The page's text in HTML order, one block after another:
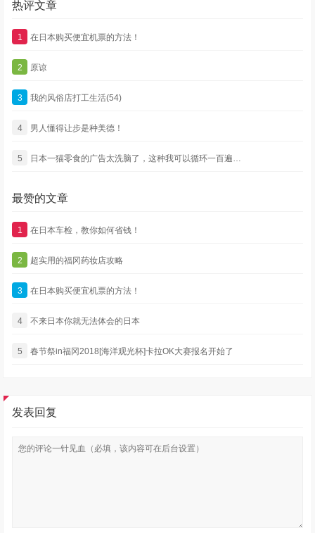
热评文章
1 在日本购买便宜机票的方法！
2 原谅
3 我的风俗店打工生活(54)
4 男人懂得让步是种美德！
5 日本一猫零食的广告太洗脑了，这种我可以循环一百遍…
最赞的文章
1 在日本车检，教你如何省钱！
2 超实用的福冈药妆店攻略
3 在日本购买便宜机票的方法！
4 不来日本你就无法体会的日本
5 春节祭in福冈2018[海洋观光杯]卡拉OK大赛报名开始了
发表回复